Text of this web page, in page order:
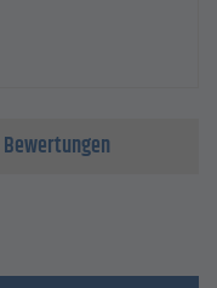
Bewertungen